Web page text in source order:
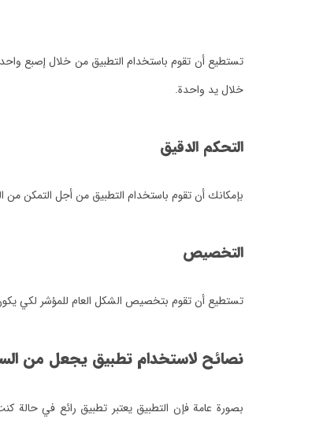
تستطيع أن تقوم باستخدام التطبيق من خلال إصبع
خلال يد واحدة.
التحكم الدقيق
بإمكانك أن تقوم باستخدام التطبيق من أجل التمكن من
التخصيص
تستطيع أن تقوم بتخصيص الشكل العام للمؤشر لكي
نصائح لاستخدام تطبيق يجعل من
بصورة عامة فإن التطبيق يعتبر تطبيق رائع في